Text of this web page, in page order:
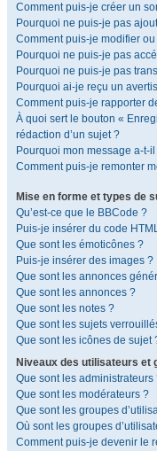
Comment puis-je créer un
Pourquoi ne puis-je pas
Comment puis-je modifier
Pourquoi ne puis-je pas
Pourquoi ne puis-je pas
Pourquoi ai-je reçu un
Comment puis-je rapporter
À quoi sert le bouton «
rédaction d’un sujet ?
Pourquoi mon message a-t-
Comment puis-je remonter
Mise en forme et types de
Qu’est-ce que le BBCode ?
Puis-je insérer du code
Que sont les émoticônes ?
Puis-je insérer des images ?
Que sont les annonces
Que sont les annonces ?
Que sont les notes ?
Que sont les sujets
Que sont les icônes de sujet
Niveaux des utilisateurs et
Que sont les administrateurs
Que sont les modérateurs ?
Que sont les groupes
Où sont les groupes
Comment puis-je devenir le